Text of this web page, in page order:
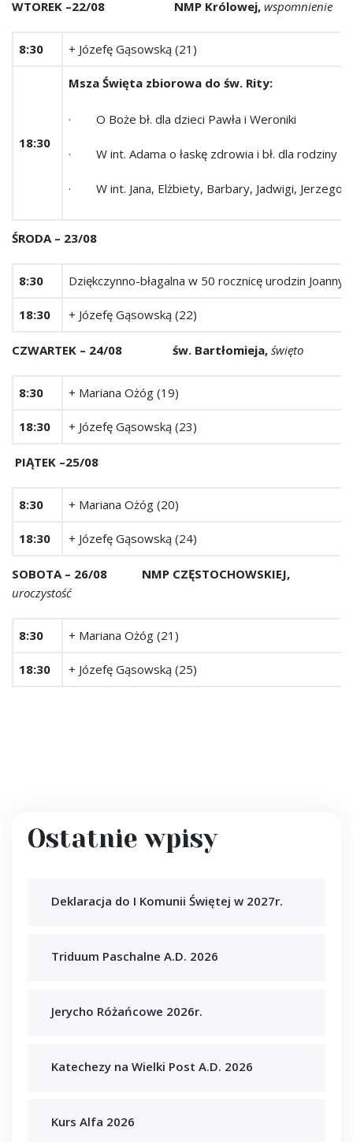
WTOREK –22/08 NMP Królowej, wspomnienie
8:30 + Józefę Gąsowską (21)
18:30
Msza Święta zbiorowa do św. Rity:
· O Boże bł. dla dzieci Pawła i Weroniki
· W int. Adama o łaskę zdrowia i bł. dla rodziny
· W int. Jana, Elżbiety, Barbary, Jadwigi, Jerzego
ŚRODA – 23/08
8:30 Dziękczynno-błagalna w 50 rocznicę urodzin Joanny
18:30 + Józefę Gąsowską (22)
CZWARTEK – 24/08 św. Bartłomieja, święto
8:30 + Mariana Ożóg (19)
18:30 + Józefę Gąsowską (23)
PIĄTEK –25/08
8:30 + Mariana Ożóg (20)
18:30 + Józefę Gąsowską (24)
SOBOTA – 26/08 NMP CZĘSTOCHOWSKIEJ,
uroczystość
8:30 + Mariana Ożóg (21)
18:30 + Józefę Gąsowską (25)
Ostatnie wpisy
Deklaracja do I Komunii Świętej w 2027r.
Triduum Paschalne A.D. 2026
Jerycho Różańcowe 2026r.
Katechezy na Wielki Post A.D. 2026
Kurs Alfa 2026